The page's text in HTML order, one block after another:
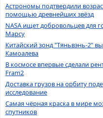
Астрономы подтвердили
помощью древнейших звёзд
NASA ищет добровольцев для
Марсу
Китайский зонд "Тяньвэнь-2"
Камоалева
В космосе впервые сделали
Fram2
Доставка грузов на орбиту
исследование
Самая чёрная краска в мире
спутников